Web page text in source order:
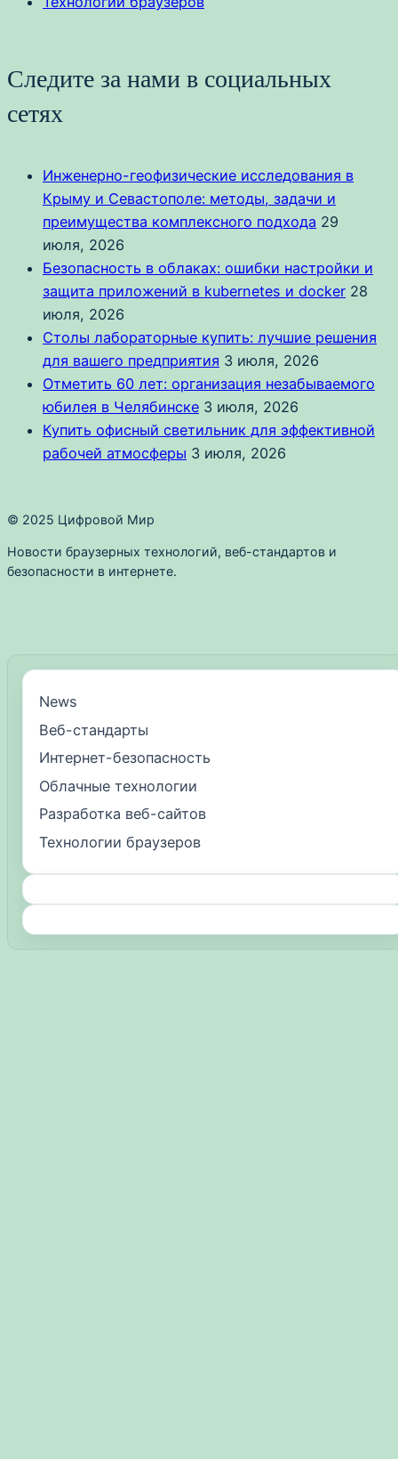
Следите за нами в социальных
сетях
Инженерно-геофизические исследования в
Крыму и Севастополе: методы, задачи и
преимущества комплексного подхода 29
июля, 2026
Безопасность в облаках: ошибки настройки и
защита приложений в kubernetes и docker 28
июля, 2026
Столы лабораторные купить: лучшие решения
для вашего предприятия 3 июля, 2026
Отметить 60 лет: организация незабываемого
юбилея в Челябинске 3 июля, 2026
Купить офисный светильник для эффективной
рабочей атмосферы 3 июля, 2026
© 2025 Цифровой Мир
Новости браузерных технологий, веб-стандартов и
безопасности в интернете.
News
Веб-стандарты
Интернет-безопасность
Облачные технологии
Разработка веб-сайтов
Технологии браузеров